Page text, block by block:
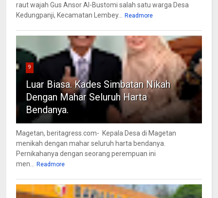
raut wajah Gus Ansor Al-Bustomi salah satu warga Desa
Kedungpanji, Kecamatan Lembey...
Readmore
9
Luar Biasa. Kades Simbatan Nikah
Dengan Mahar Seluruh Harta
Bendanya.
Magetan, beritagress.com- Kepala Desa di Magetan
menikah dengan mahar seluruh harta bendanya.
Pernikahanya dengan seorang perempuan ini
men...
Readmore